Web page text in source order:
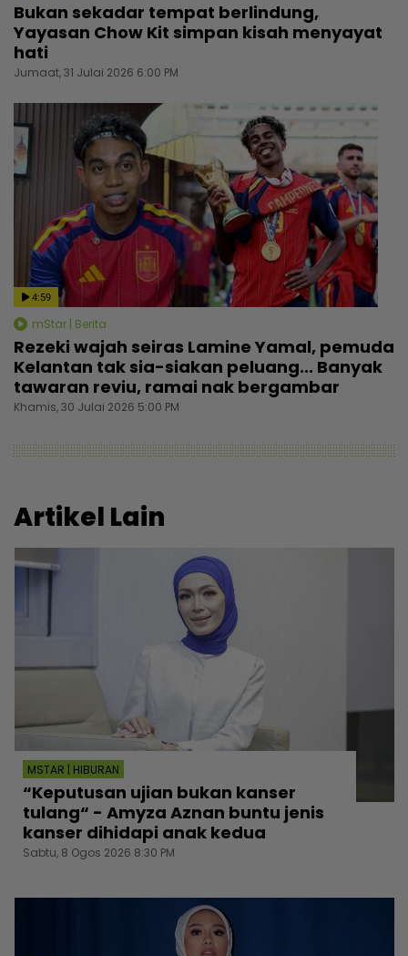
Bukan sekadar tempat berlindung,
Yayasan Chow Kit simpan kisah menyayat
hati
Jumaat, 31 Julai 2026 6:00 PM
4:59
mStar | Berita
Rezeki wajah seiras Lamine Yamal, pemuda
Kelantan tak sia-siakan peluang... Banyak
tawaran reviu, ramai nak bergambar
Khamis, 30 Julai 2026 5:00 PM
Artikel Lain
MSTAR | HIBURAN
“Keputusan ujian bukan kanser
tulang“ - Amyza Aznan buntu jenis
kanser dihidapi anak kedua
Sabtu, 8 Ogos 2026 8:30 PM